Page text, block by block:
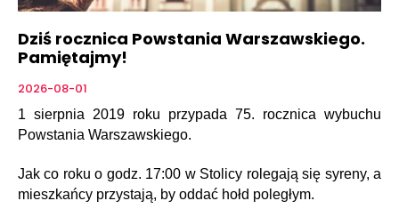
Dziś rocznica Powstania Warszawskiego.
Pamiętajmy!
2026-08-01
1 sierpnia 2019 roku przypada 75. rocznica wybuchu
Powstania Warszawskiego.
Jak co roku o godz. 17:00 w Stolicy rolegają się syreny, a
mieszkańcy przystają, by oddać hołd poległym.